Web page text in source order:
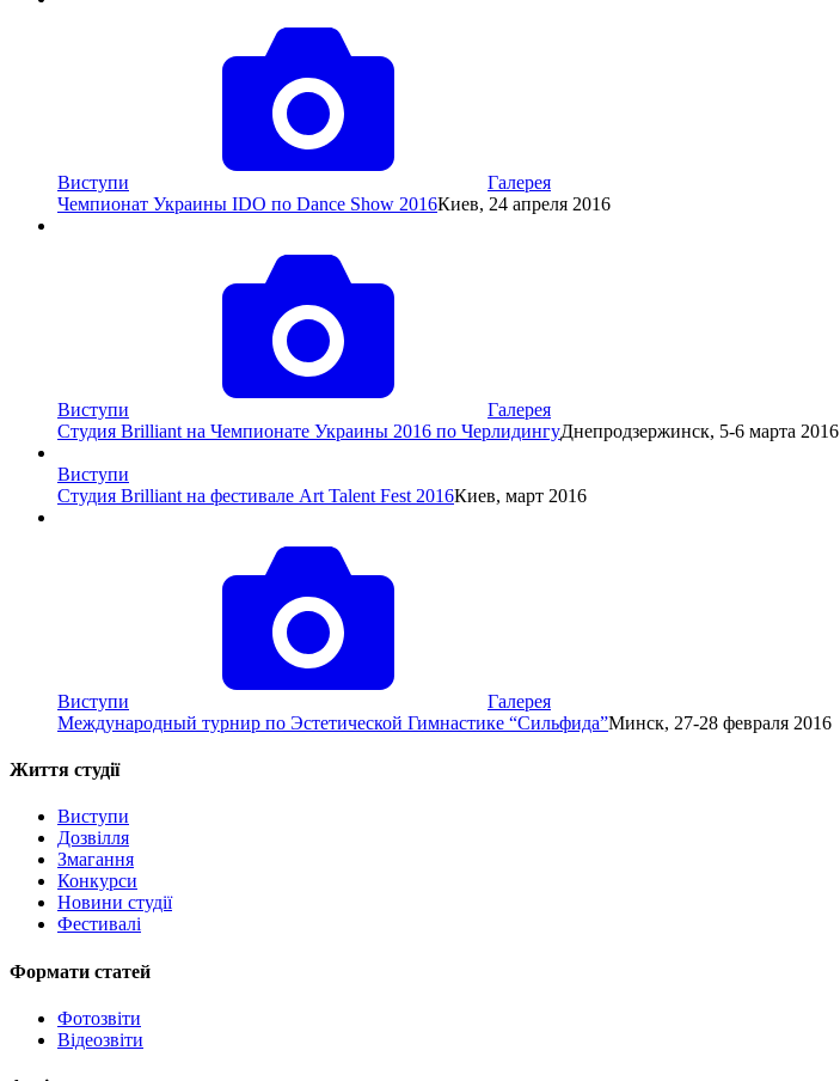
Виступи
Галерея
Чемпионат Украины IDO по Dance Show 2016Киев, 24 апреля 2016
Виступи
Галерея
Студия Brilliant на Чемпионате Украины 2016 по ЧерлидингуДнепродзержинск, 5-6 марта 2016
Виступи
Студия Brilliant на фестивале Art Talent Fest 2016Киев, март 2016
Виступи
Галерея
Международный турнир по Эстетической Гимнастике “Сильфида”Минск, 27-28 февраля 2016
Життя студії
Виступи
Дозвілля
Змагання
Конкурси
Новини студії
Фестивалі
Формати статей
Фотозвіти
Відеозвіти